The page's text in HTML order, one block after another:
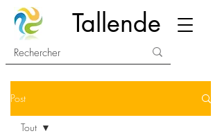
Tallende
Post
Tout